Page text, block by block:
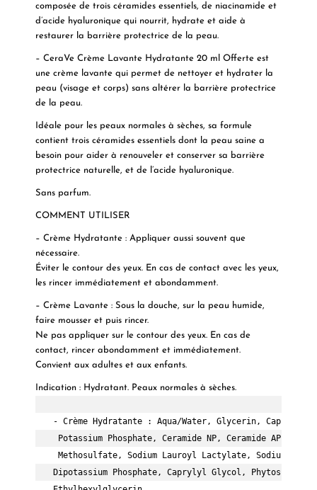
composée de trois céramides essentiels, de niacinamide et
d’acide hyaluronique qui nourrit, hydrate et aide à
restaurer la barrière protectrice de la peau.
– CeraVe Crème Lavante Hydratante 20 ml Offerte est
une crème lavante qui permet de nettoyer et hydrater la
peau (visage et corps) sans altérer la barrière protectrice
de la peau.
Idéale pour les peaux normales à sèches, sa formule
contient trois céramides essentiels dont la peau saine a
besoin pour aider à renouveler et conserver sa barrière
protectrice naturelle, et de l’acide hyaluronique.
Sans parfum.
COMMENT UTILISER
– Crème Hydratante : Appliquer aussi souvent que
nécessaire.
Éviter le contour des yeux. En cas de contact avec les yeux,
les rincer immédiatement et abondamment.
– Crème Lavante : Sous la douche, sur la peau humide,
faire mousser et puis rincer.
Ne pas appliquer sur le contour des yeux. En cas de
contact, rincer abondamment et immédiatement.
Convient aux adultes et aux enfants.
Indication: Hydratant. Peaux normales à sèches.
- Crème Hydratante : Aqua/Water, Glycerin,
Potassium Phosphate, Ceramide NP, Ceramide AP,
Methosulfate, Sodium Lauroyl Lactylate, Sodium
Dipotassium Phosphate, Caprylyl Glycol,